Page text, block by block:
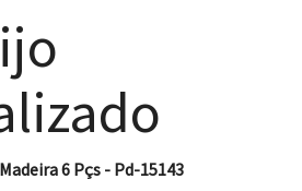
6 Pçs - Pd-15143